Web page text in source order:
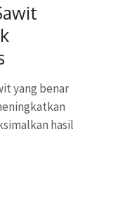
yang benar
hasil